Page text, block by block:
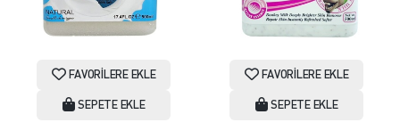
FAVORILERE EKLE
SEPETE EKLE
FAVORILERE EKLE
SEPETE EKLE